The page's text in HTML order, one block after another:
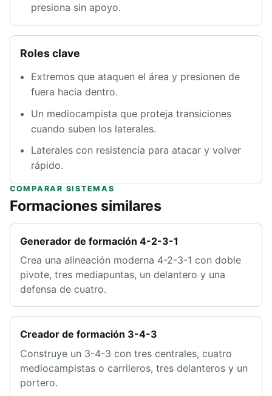
presiona sin apoyo.
Roles clave
Extremos que ataquen el área y presionen de
fuera hacia dentro.
Un mediocampista que proteja transiciones
cuando suben los laterales.
Laterales con resistencia para atacar y volver
rápido.
COMPARAR SISTEMAS
Formaciones similares
Generador de formación 4-2-3-1
Crea una alineación moderna 4-2-3-1 con doble
pivote, tres mediapuntas, un delantero y una
defensa de cuatro.
Creador de formación 3-4-3
Construye un 3-4-3 con tres centrales, cuatro
mediocampistas o carrileros, tres delanteros y un
portero.